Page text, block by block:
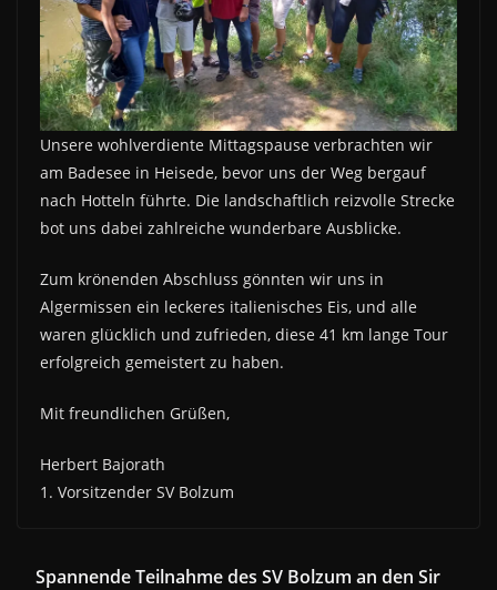
Unsere wohlverdiente Mittagspause verbrachten wir
am Badesee in Heisede, bevor uns der Weg bergauf
nach Hotteln führte. Die landschaftlich reizvolle Strecke
bot uns dabei zahlreiche wunderbare Ausblicke.
Zum krönenden Abschluss gönnten wir uns in
Algermissen ein leckeres italienisches Eis, und alle
waren glücklich und zufrieden, diese 41 km lange Tour
erfolgreich gemeistert zu haben.
Mit freundlichen Grüßen,
Herbert Bajorath
1. Vorsitzender SV Bolzum
Spannende Teilnahme des SV Bolzum an den Sir